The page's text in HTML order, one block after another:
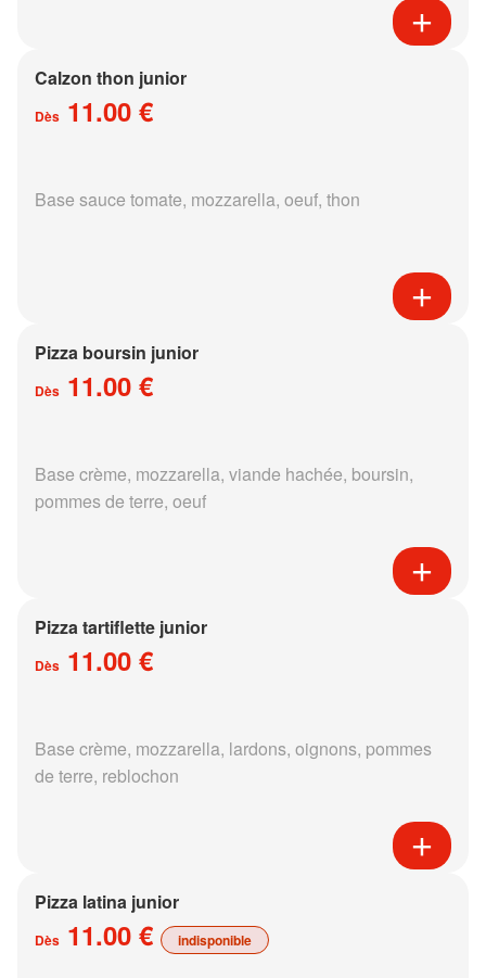
Calzon thon junior
Dès 11.00 €
Base sauce tomate, mozzarella, oeuf, thon
Pizza boursin junior
Dès 11.00 €
Base crème, mozzarella, viande hachée, boursin,
pommes de terre, oeuf
Pizza tartiflette junior
Dès 11.00 €
Base crème, mozzarella, lardons, oignons, pommes
de terre, reblochon
Pizza latina junior
Dès 11.00 € indisponible